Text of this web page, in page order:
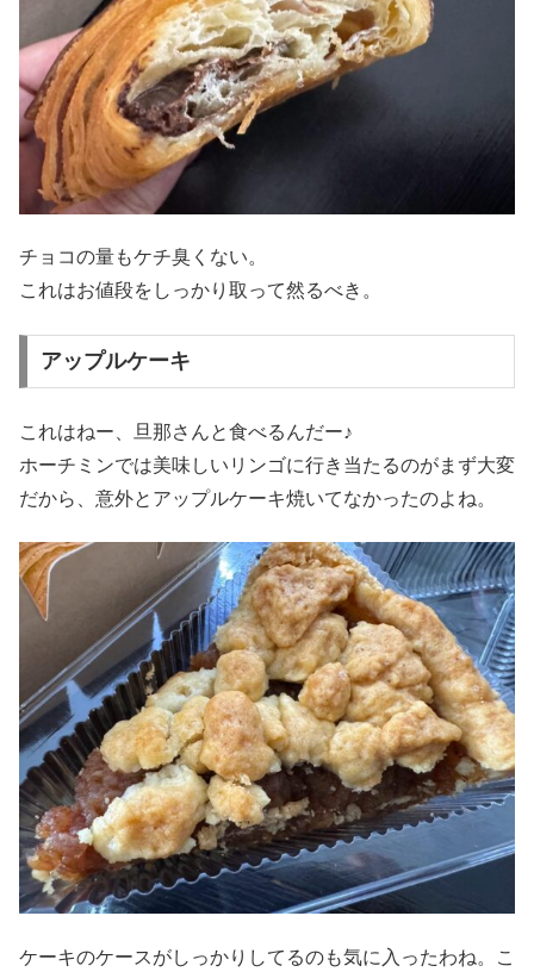
チョコの量もケチ臭くない。
これはお値段をしっかり取って然るべき。
アップルケーキ
これはねー、旦那さんと食べるんだー♪
ホーチミンでは美味しいリンゴに行き当たるのがまず大変
だから、意外とアップルケーキ焼いてなかったのよね。
ケーキのケースがしっかりしてるのも気に入ったわね。こ